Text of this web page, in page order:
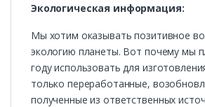
Экологическая информация:
Мы хотим оказывать позитивное
экологию планеты. Вот почему мы
году использовать для
только переработанные,
полученные из ответственных